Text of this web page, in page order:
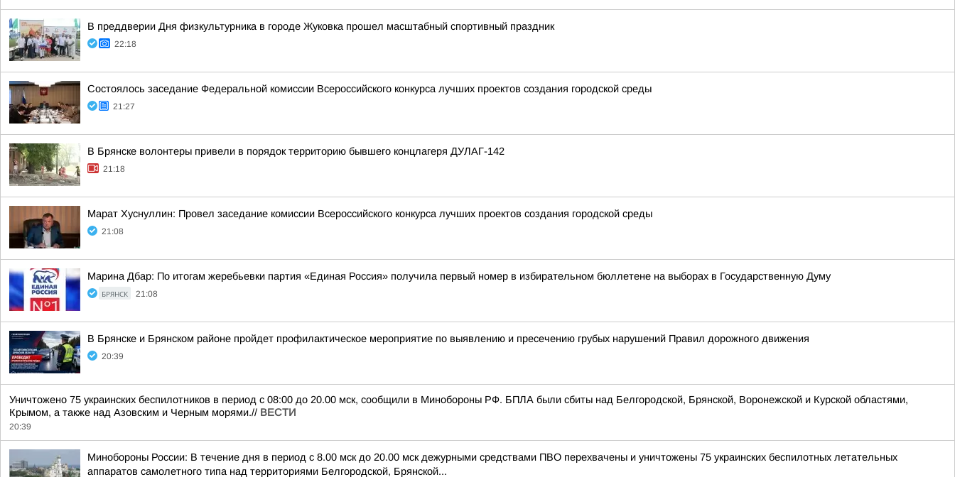
В преддверии Дня физкультурника в городе Жуковка прошел масштабный спортивный праздник
22:18
Состоялось заседание Федеральной комиссии Всероссийского конкурса лучших проектов создания городской среды
21:27
В Брянске волонтеры привели в порядок территорию бывшего концлагеря ДУЛАГ-142
21:18
Марат Хуснуллин: Провел заседание комиссии Всероссийского конкурса лучших проектов создания городской среды
21:08
Марина Дбар: По итогам жеребьевки партия «Единая Россия» получила первый номер в избирательном бюллетене на выборах в Государственную Думу
БРЯНСК 21:08
В Брянске и Брянском районе пройдет профилактическое мероприятие по выявлению и пресечению грубых нарушений Правил дорожного движения
20:39
Уничтожено 75 украинских беспилотников в период с 08:00 до 20.00 мск, сообщили в Минобороны РФ. БПЛА были сбиты над Белгородской, Брянской, Воронежской и Курской областями,
Крымом, а также над Азовским и Черным морями.// ВЕСТИ
20:39
Минобороны России: В течение дня в период с 8.00 мск до 20.00 мск дежурными средствами ПВО перехвачены и уничтожены 75 украинских беспилотных летательных
аппаратов самолетного типа над территориями Белгородской, Брянской...